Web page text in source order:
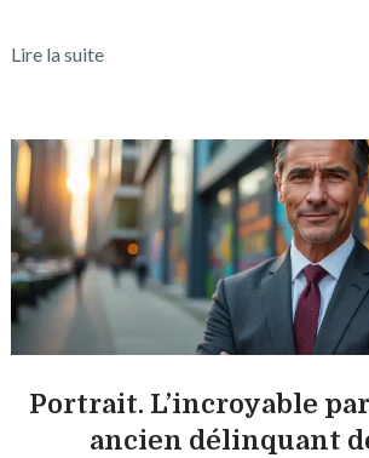
Lire la suite
Portrait. L’incroyable
ancien délinquant